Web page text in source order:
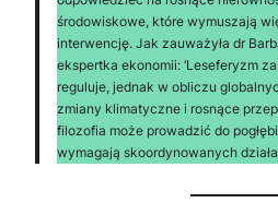
środowiskowe, które wymuszają
interwencję. Jak zauważyła dr
ekspertka ekonomii: ‘Leseferyzm
reguluje, jednak w obliczu
zmiany klimatyczne i rosnące
filozofia może prowadzić do
wymagają skoordynowanych